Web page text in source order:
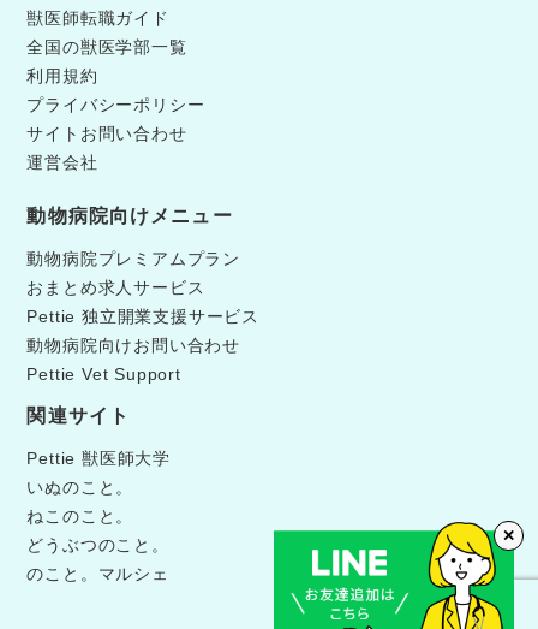
獣医師転職ガイド
全国の獣医学部一覧
利用規約
プライバシーポリシー
サイトお問い合わせ
運営会社
動物病院向けメニュー
動物病院プレミアムプラン
おまとめ求人サービス
Pettie 独立開業支援サービス
動物病院向けお問い合わせ
Pettie Vet Support
関連サイト
Pettie 獣医師大学
いぬのこと。
ねこのこと。
どうぶつのこと。
のこと。マルシェ
✕